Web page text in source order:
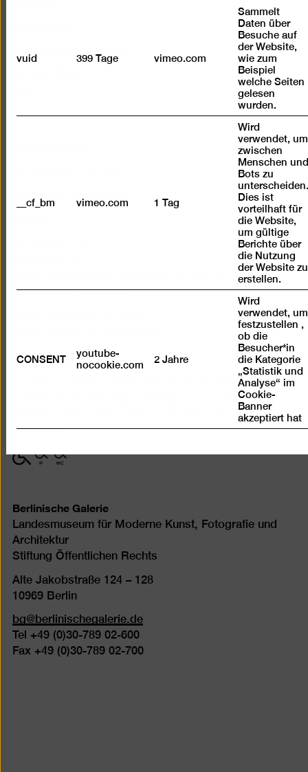
Cookie-Einstellungen
Dienstags geschlossen
Happy Wednesday: 6 € Eintritt für alle an jedem 1.
Mittwoch des Monats
Tickets kaufen
Ticketkooperation Jüdisches Museum Berlin:
Ermäßigter Eintritt gegen Vorlage eines Tickets des
Jüdischen Museums. Dieses Angebot gilt auch
umgekehrt.
mit
eingeschränkter
mit
eingeschränkter
mit
eingeschränkter
Berlinische Galerie
Landesmuseum für Moderne Kunst, Fotografie und
Architektur
Stiftung Öffentlichen Rechts
Alte Jakobstraße 124 – 128
10969 Berlin
bg@berlinischegalerie.de
Tel +49 (0)30-789 02-600
Fax +49 (0)30-789 02-700
vuid 399 Tage vimeo.com
Sammelt
Daten über
Besuche auf
der Website,
wie zum
Beispiel
welche Seiten
gelesen
wurden.
__cf_bm vimeo.com 1 Tag
Wird
verwendet, um
zwischen
Menschen
Bots zu
Dies ist
vorteilhaft für
die Website,
um gültige
Berichte über
die Nutzung
der Website zu
erstellen.
CONSENT
youtube-
nocookie.com
2 Jahre
Wird
verwendet, um
festzustellen ,
ob die
Besucher*in
die Kategorie
„Statistik und
Analyse“ im
Cookie-
Banner
akzeptiert hat